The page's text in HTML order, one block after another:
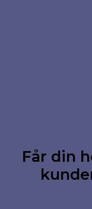
Får din